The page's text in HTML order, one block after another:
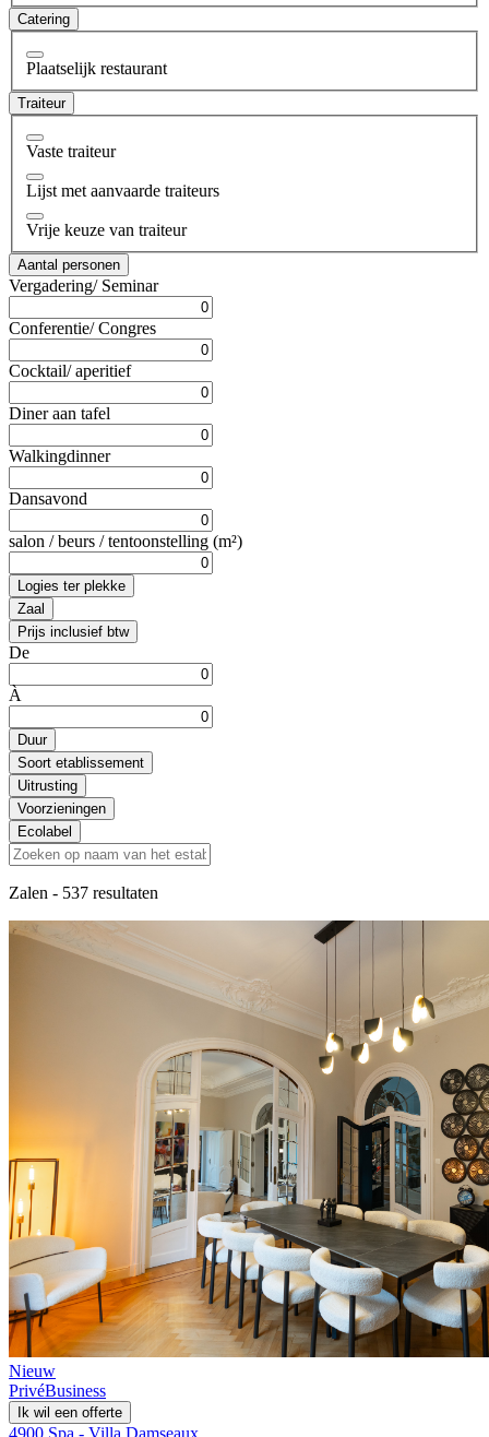
Catering
Plaatselijk restaurant
Traiteur
Vaste traiteur
Lijst met aanvaarde traiteurs
Vrije keuze van traiteur
Aantal personen
Vergadering/ Seminar
Conferentie/ Congres
Cocktail/ aperitief
Diner aan tafel
Walkingdinner
Dansavond
salon / beurs / tentoonstelling (m²)
Logies ter plekke
Zaal
Prijs inclusief btw
De
À
Duur
Soort etablissement
Uitrusting
Voorzieningen
Ecolabel
Zalen - 537 resultaten
Nieuw
PrivéBusiness
Ik wil een offerte